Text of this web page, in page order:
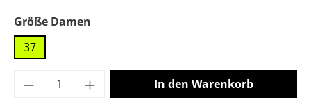
Größe Damen
37
Produkt Anzahl: Gib den gewünschten
In den Warenkorb